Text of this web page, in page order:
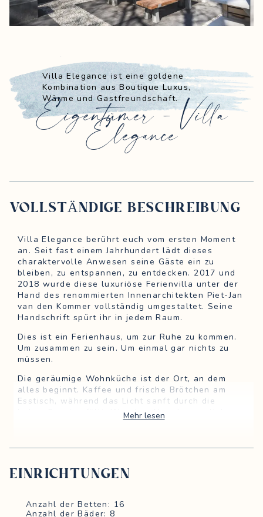
Villa Elegance ist eine goldene
Kombination aus Boutique Luxus,
Wärme und Gastfreundschaft.
Eigentümer - Villa
Elegance
VOLLSTÄNDIGE BESCHREIBUNG
Villa Elegance berührt euch vom ersten Moment
an. Seit fast einem Jahrhundert lädt dieses
charaktervolle Anwesen seine Gäste ein zu
bleiben, zu entspannen, zu entdecken. 2017 und
2018 wurde diese luxuriöse Ferienvilla unter der
Hand des renommierten Innenarchitekten Piet-Jan
van den Kommer vollständig umgestaltet. Seine
Handschrift spürt ihr in jedem Raum.
Dies ist ein Ferienhaus, um zur Ruhe zu kommen.
Um zusammen zu sein. Um einmal gar nichts zu
müssen.
Die geräumige Wohnküche ist der Ort, an dem
alles beginnt. Kaffee und frische Brötchen am
Esstisch, während das Licht sanft durch die
hohen Fenster fällt. Wer das Abendessen lieber
anderen überlässt, kann über uns auf Anfrage
sich ganz von selbst entfaltet.
formelle Esszimmer. Ein langer Tisch unter
Fenster mit Blick auf die Allee. Dies ist der Ort
für das lange Dinner, für den ersten Korken des
Mehr lesen
EINRICHTUNGEN
Anzahl der Betten: 16
Anzahl der Bäder: 8